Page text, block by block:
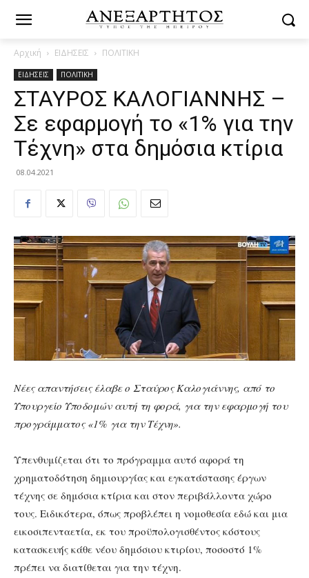
Αρχική ΕΙΔΗΣΕΙΣ ΠΟΛΙΤΙΚΗ
ΕΙΔΗΣΕΙΣ ΠΟΛΙΤΙΚΗ
ΣΤΑΥΡΟΣ ΚΑΛΟΓΙΑΝΝΗΣ –
Σε εφαρμογή το «1% για την
Τέχνη» στα δημόσια κτίρια
08.04.2021
Νέες απαντήσεις έλαβε ο Σταύρος Καλογιάννης, από το
Υπουργείο Υποδομών αυτή τη φορά, για την εφαρμογή του
προγράμματος «1% για την Τέχνη».
Υπενθυμίζεται ότι το πρόγραμμα αυτό αφορά τη
χρηματοδότηση δημιουργίας και εγκατάστασης έργων
τέχνης σε δημόσια κτίρια και στον περιβάλλοντα χώρο
τους. Ειδικότερα, όπως προβλέπει η νομοθεσία εδώ και μια
εικοσιπενταετία, εκ του προϋπολογισθέντος κόστους
κατασκευής κάθε νέου δημόσιου κτιρίου, ποσοστό 1%
πρέπει να διατίθεται για την τέχνη.